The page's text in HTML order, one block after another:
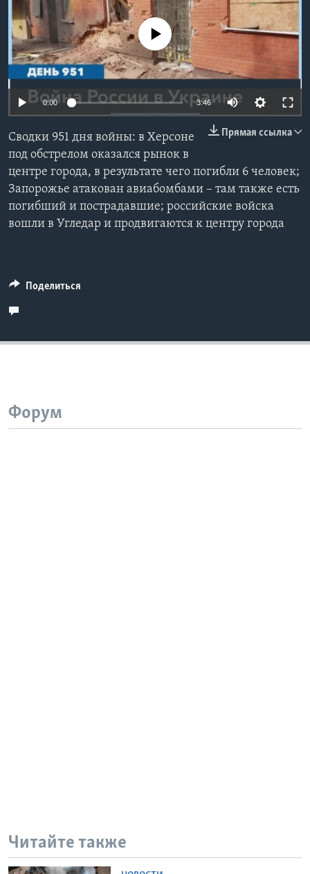
Learning English
СОЦИАЛЬНЫЕ СЕТИ
No media source currently available
0:00 3:46
Прямая ссылка
Сводки 951 дня войны: в Херсоне
под обстрелом оказался рынок в
центре города, в результате чего погибли 6 человек;
Запорожье атакован авиабомбами – там также есть
погибший и пострадавшие; российские войска
вошли в Угледар и продвигаются к центру города
Поделиться
Форум
Читайте также